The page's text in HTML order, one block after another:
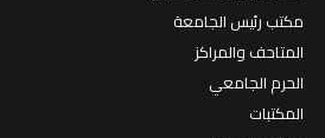
مكتب رئيس الجامعة
المتاحف والمراكز
الحرم الجامعي
المكتبات